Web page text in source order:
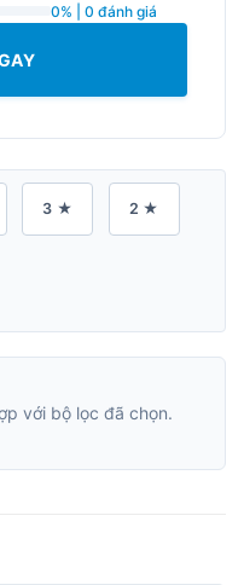
0% | 0 đánh giá
3 ★ 2 ★
với bộ lọc đã chọn.